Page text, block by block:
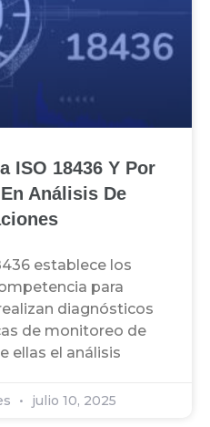
ISO 18436 Y Por
Análisis De
establece los
para
diagnósticos
de monitoreo de
ellas el análisis
julio 10, 2025